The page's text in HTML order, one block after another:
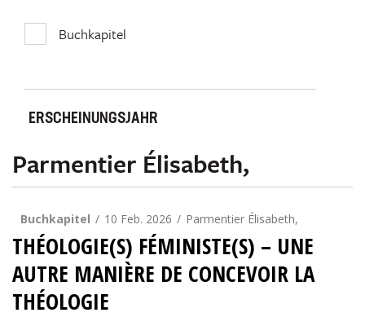
Buchkapitel
ERSCHEINUNGSJAHR
Parmentier Élisabeth,
Buchkapitel 10 Feb. 2026 Parmentier Élisabeth,
THÉOLOGIE(S) FÉMINISTE(S) – UNE
AUTRE MANIÈRE DE CONCEVOIR LA
THÉOLOGIE